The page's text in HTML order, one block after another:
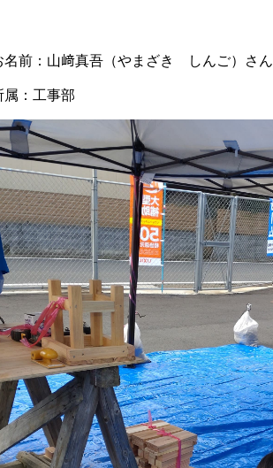
名前：山﨑真吾（やまざき しんご）さん
属：工事部